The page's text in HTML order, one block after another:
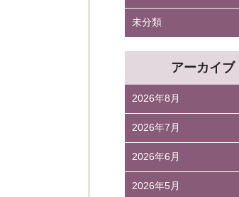
未分類
アーカイブ
2026年8月
2026年7月
2026年6月
2026年5月